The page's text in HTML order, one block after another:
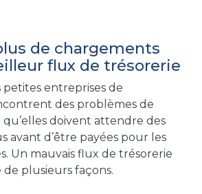
de chargements
flux de trésorerie
entreprises de
des problèmes de
doivent attendre des
avant d’être payées pour les
Un mauvais flux de trésorerie
plusieurs façons.